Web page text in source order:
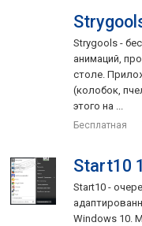
Strygools -
анимаций,
столе.
(колобок,
этого на ...
Бесплатная
Start10
Start10 -
Windows 10.